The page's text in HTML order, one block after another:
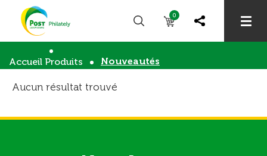
0
Accueil Produits Nouveautés
Aucun résultat trouvé